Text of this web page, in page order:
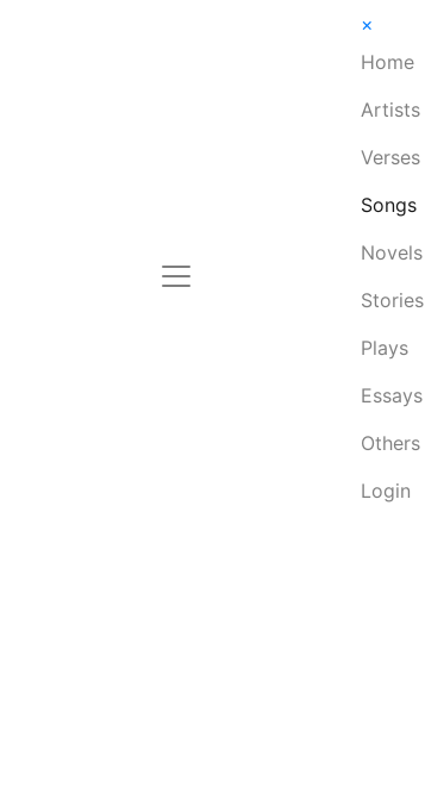
×
Home
Artists
Verses
Songs
Novels
Stories
Plays
Essays
Others
Login